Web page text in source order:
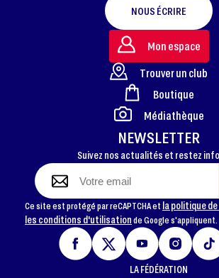
FOOTER
NOUS ÉCRIRE
NEWSLETTER
Suivez nos actualités et restez
Ce site est protégé par reCAPTCHA et la politique
les conditions d'utilisationde Google s'appliquent.
Mon espace
Trouver un club
Boutique
Médiathèque
LA FÉDÉRATION